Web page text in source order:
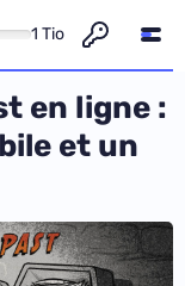
1 Tio
en ligne :
et un